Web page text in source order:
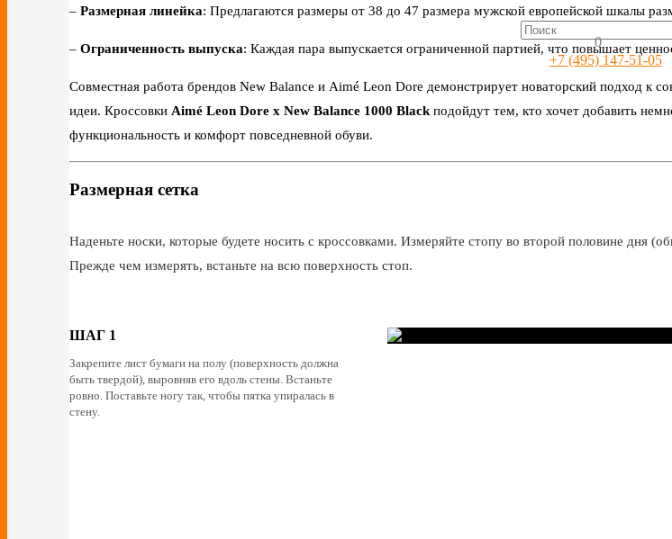
0
+7 (495) 147-51-05
– Размерная линейка: Предлагаются размеры от 38 до 47 размера мужской европейской шкалы
– Ограниченность выпуска: Каждая пара выпускается ограниченной партией, что повышает
Совместная работа брендов New Balance и Aimé Leon Dore демонстрирует новаторский подход
идеи. Кроссовки Aimé Leon Dore x New Balance 1000 Black подойдут тем, кто хочет добавить
функциональность и комфорт повседневной обуви.
Размерная сетка
Наденьте носки, которые будете носить с кроссовками. Измеряйте стопу во второй половине дня
Прежде чем измерять, встаньте на всю поверхность стоп.
ШАГ 1
Закрепите лист бумаги на полу (поверхность должна
быть твердой), выровняв его вдоль стены. Встаньте
ровно. Поставьте ногу так, чтобы пятка упиралась в
стену.